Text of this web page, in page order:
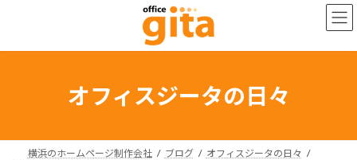
ン
ー
オフィスジータの日々
横浜のホームページ制作会社 ブログ
オフィスジータの日々